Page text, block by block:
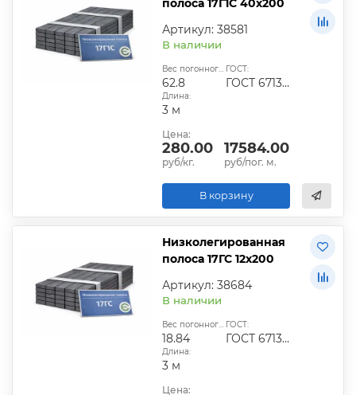
полоса 17Г1С 40х200
Артикул: 38581
В наличии
Вес погонного метра, кг:
62.8
ГОСТ:
ГОСТ 6713-91
Длина:
3 м
Цена:
280.00
руб/кг.
17584.00
руб/пог. м.
В корзину
Низколегированная
полоса 17ГС 12х200
Артикул: 38684
В наличии
Вес погонного метра, кг:
18.84
ГОСТ:
ГОСТ 6713-91
Длина:
3 м
Цена: